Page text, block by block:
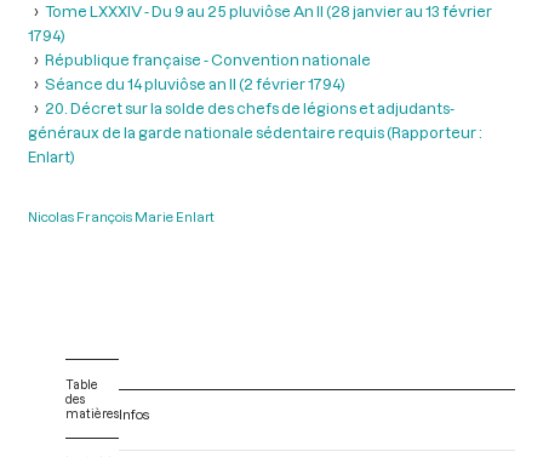
Tome LXXXIV - Du 9 au 25 pluviôse An II (28 janvier au 13 février
1794)
République française - Convention nationale
Séance du 14 pluviôse an II (2 février 1794)
20. Décret sur la solde des chefs de légions et adjudants-
généraux de la garde nationale sédentaire requis (Rapporteur :
Enlart)
Nicolas François Marie Enlart
Table
des
matièresInfos